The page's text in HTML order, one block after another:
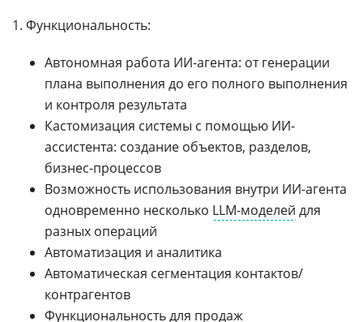
1. Функциональность:
Автономная работа ИИ-агента: от генерации
плана выполнения до его полного выполнения
и контроля результата
Кастомизация системы с помощью ИИ-
ассистента: создание объектов, разделов,
бизнес-процессов
Возможность использования внутри ИИ-агента
одновременно несколько LLM-моделей для
разных операций
Автоматизация и аналитика
Автоматическая сегментация контактов/
контрагентов
Функциональность для продаж